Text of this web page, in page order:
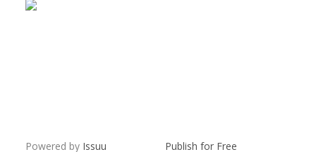
Powered by Issuu Publish for Free